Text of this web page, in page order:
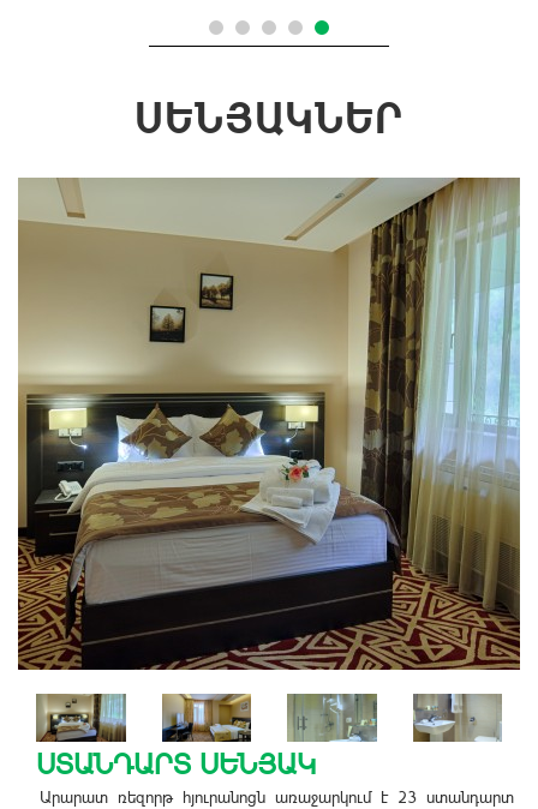
ՍԵՆՅԱԿՆԵՐ
ՍՈՒՊԵՐԻՈՐ ՍԵՆՅԱԿ
Արարատ ռեզորթ հյուրանոցն առաջարկում է 14 սուպերիոր